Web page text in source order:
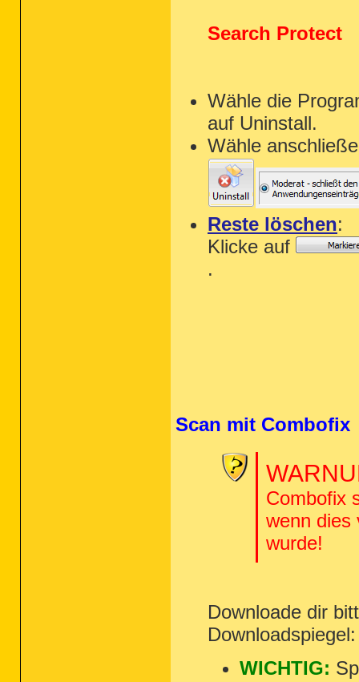
Search Protect
Wähle die
auf Uninstall.
Wähle
Reste löschen:
Klicke auf
.
Scan mit Combofix
Combofix
wenn dies
wurde!
Downloade dir
WICHTIG: